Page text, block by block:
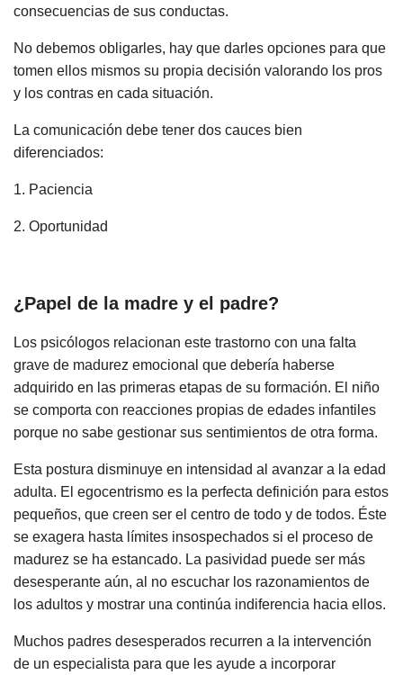
consecuencias de sus conductas.
No debemos obligarles, hay que darles opciones para que
tomen ellos mismos su propia decisión valorando los pros
y los contras en cada situación.
La comunicación debe tener dos cauces bien
diferenciados:
1. Paciencia
2. Oportunidad
¿Papel de la madre y el padre?
Los psicólogos relacionan este trastorno con una falta
grave de madurez emocional que debería haberse
adquirido en las primeras etapas de su formación. El niño
se comporta con reacciones propias de edades infantiles
porque no sabe gestionar sus sentimientos de otra forma.
Esta postura disminuye en intensidad al avanzar a la edad
adulta. El egocentrismo es la perfecta definición para estos
pequeños, que creen ser el centro de todo y de todos. Éste
se exagera hasta límites insospechados si el proceso de
madurez se ha estancado. La pasividad puede ser más
desesperante aún, al no escuchar los razonamientos de
los adultos y mostrar una continúa indiferencia hacia ellos.
Muchos padres desesperados recurren a la intervención
de un especialista para que les ayude a incorporar